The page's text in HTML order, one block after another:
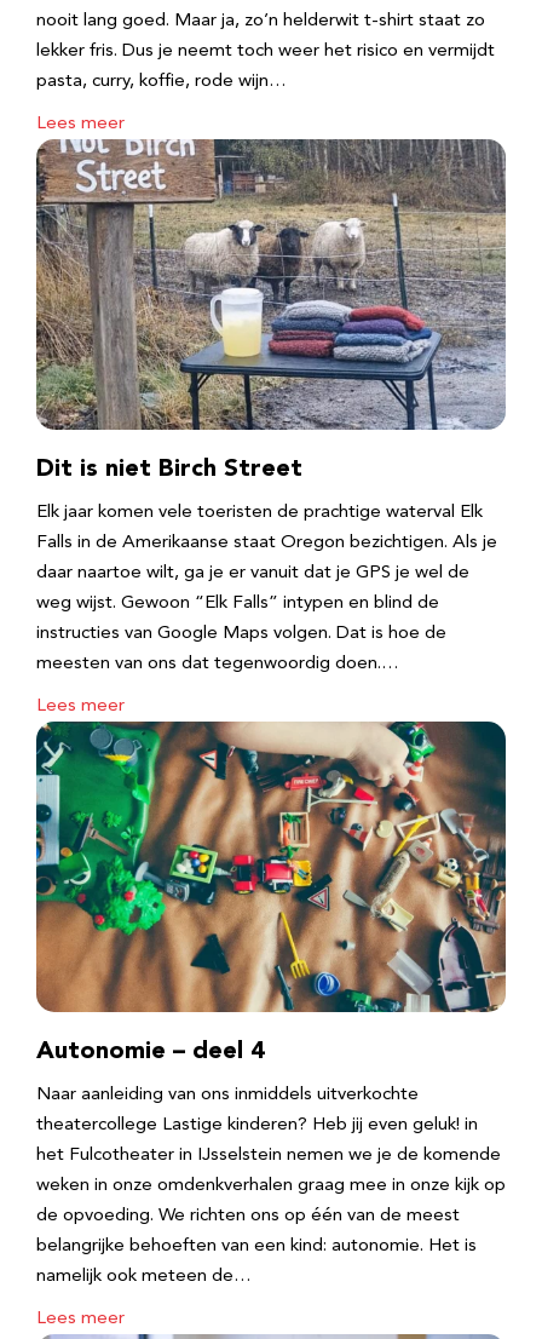
nooit lang goed. Maar ja, zo’n helderwit t-shirt staat zo
lekker fris. Dus je neemt toch weer het risico en vermijdt
pasta, curry, koffie, rode wijn…
Lees meer
Dit is niet Birch Street
Elk jaar komen vele toeristen de prachtige waterval Elk
Falls in de Amerikaanse staat Oregon bezichtigen. Als je
daar naartoe wilt, ga je er vanuit dat je GPS je wel de
weg wijst. Gewoon “Elk Falls” intypen en blind de
instructies van Google Maps volgen. Dat is hoe de
meesten van ons dat tegenwoordig doen.…
Lees meer
Autonomie – deel 4
Naar aanleiding van ons inmiddels uitverkochte
theatercollege Lastige kinderen? Heb jij even geluk! in
het Fulcotheater in IJsselstein nemen we je de komende
weken in onze omdenkverhalen graag mee in onze kijk op
de opvoeding. We richten ons op één van de meest
belangrijke behoeften van een kind: autonomie. Het is
namelijk ook meteen de…
Lees meer